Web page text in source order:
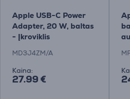
Apple USB-C Power
Adapter, 20 W, baltas
- Įkroviklis
MD3J4ZM/A
Kaina:
27.99 €